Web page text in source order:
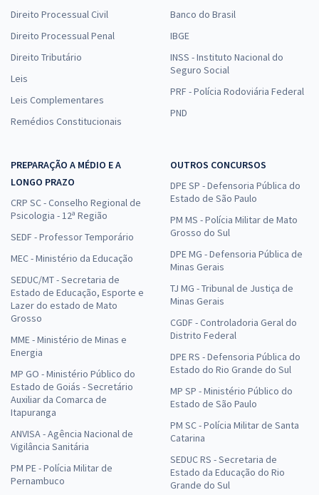
Direito Processual Civil
Direito Processual Penal
Direito Tributário
Leis
Leis Complementares
Remédios Constitucionais
Banco do Brasil
IBGE
INSS - Instituto Nacional do
Seguro Social
PRF - Polícia Rodoviária Federal
PND
PREPARAÇÃO A MÉDIO E A
LONGO PRAZO
CRP SC - Conselho Regional de
Psicologia - 12ª Região
SEDF - Professor Temporário
MEC - Ministério da Educação
SEDUC/MT - Secretaria de
Estado de Educação, Esporte e
Lazer do estado de Mato
Grosso
MME - Ministério de Minas e
Energia
MP GO - Ministério Público do
Estado de Goiás - Secretário
Auxiliar da Comarca de
Itapuranga
ANVISA - Agência Nacional de
Vigilância Sanitária
PM PE - Polícia Militar de
Pernambuco
OUTROS CONCURSOS
DPE SP - Defensoria Pública do
Estado de São Paulo
PM MS - Polícia Militar de Mato
Grosso do Sul
DPE MG - Defensoria Pública de
Minas Gerais
TJ MG - Tribunal de Justiça de
Minas Gerais
CGDF - Controladoria Geral do
Distrito Federal
DPE RS - Defensoria Pública do
Estado do Rio Grande do Sul
MP SP - Ministério Público do
Estado de São Paulo
PM SC - Polícia Militar de Santa
Catarina
SEDUC RS - Secretaria de
Estado da Educação do Rio
Grande do Sul